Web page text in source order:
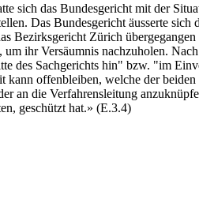
das Bundesgericht mit der
Das Bundesgericht äusserte
Bezirksgericht Zürich
ihr Versäumnis nachzuholen.
des Sachgerichts hin" bzw. "im
kann offenbleiben, welche der
an die Verfahrensleitung
geschützt hat.» (E.3.4)